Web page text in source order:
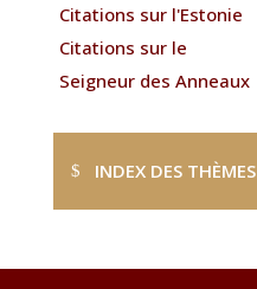
Citations sur l'Estonie
Citations sur le
Seigneur des Anneaux
INDEX DES THÈMES